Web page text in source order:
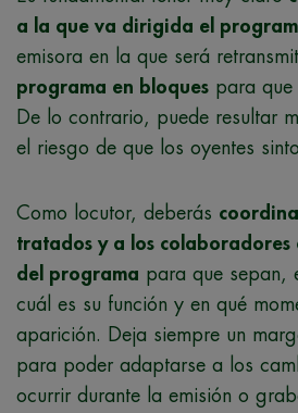
a la que va dirigida el
emisora en la que será
programa en bloques para que
De lo contrario, puede resultar
el riesgo de que los oyentes
Como locutor, deberás
tratados y a los
del programa para que sepan,
cuál es su función y en qué
aparición. Deja siempre un
para poder adaptarse a los
ocurrir durante la emisión o